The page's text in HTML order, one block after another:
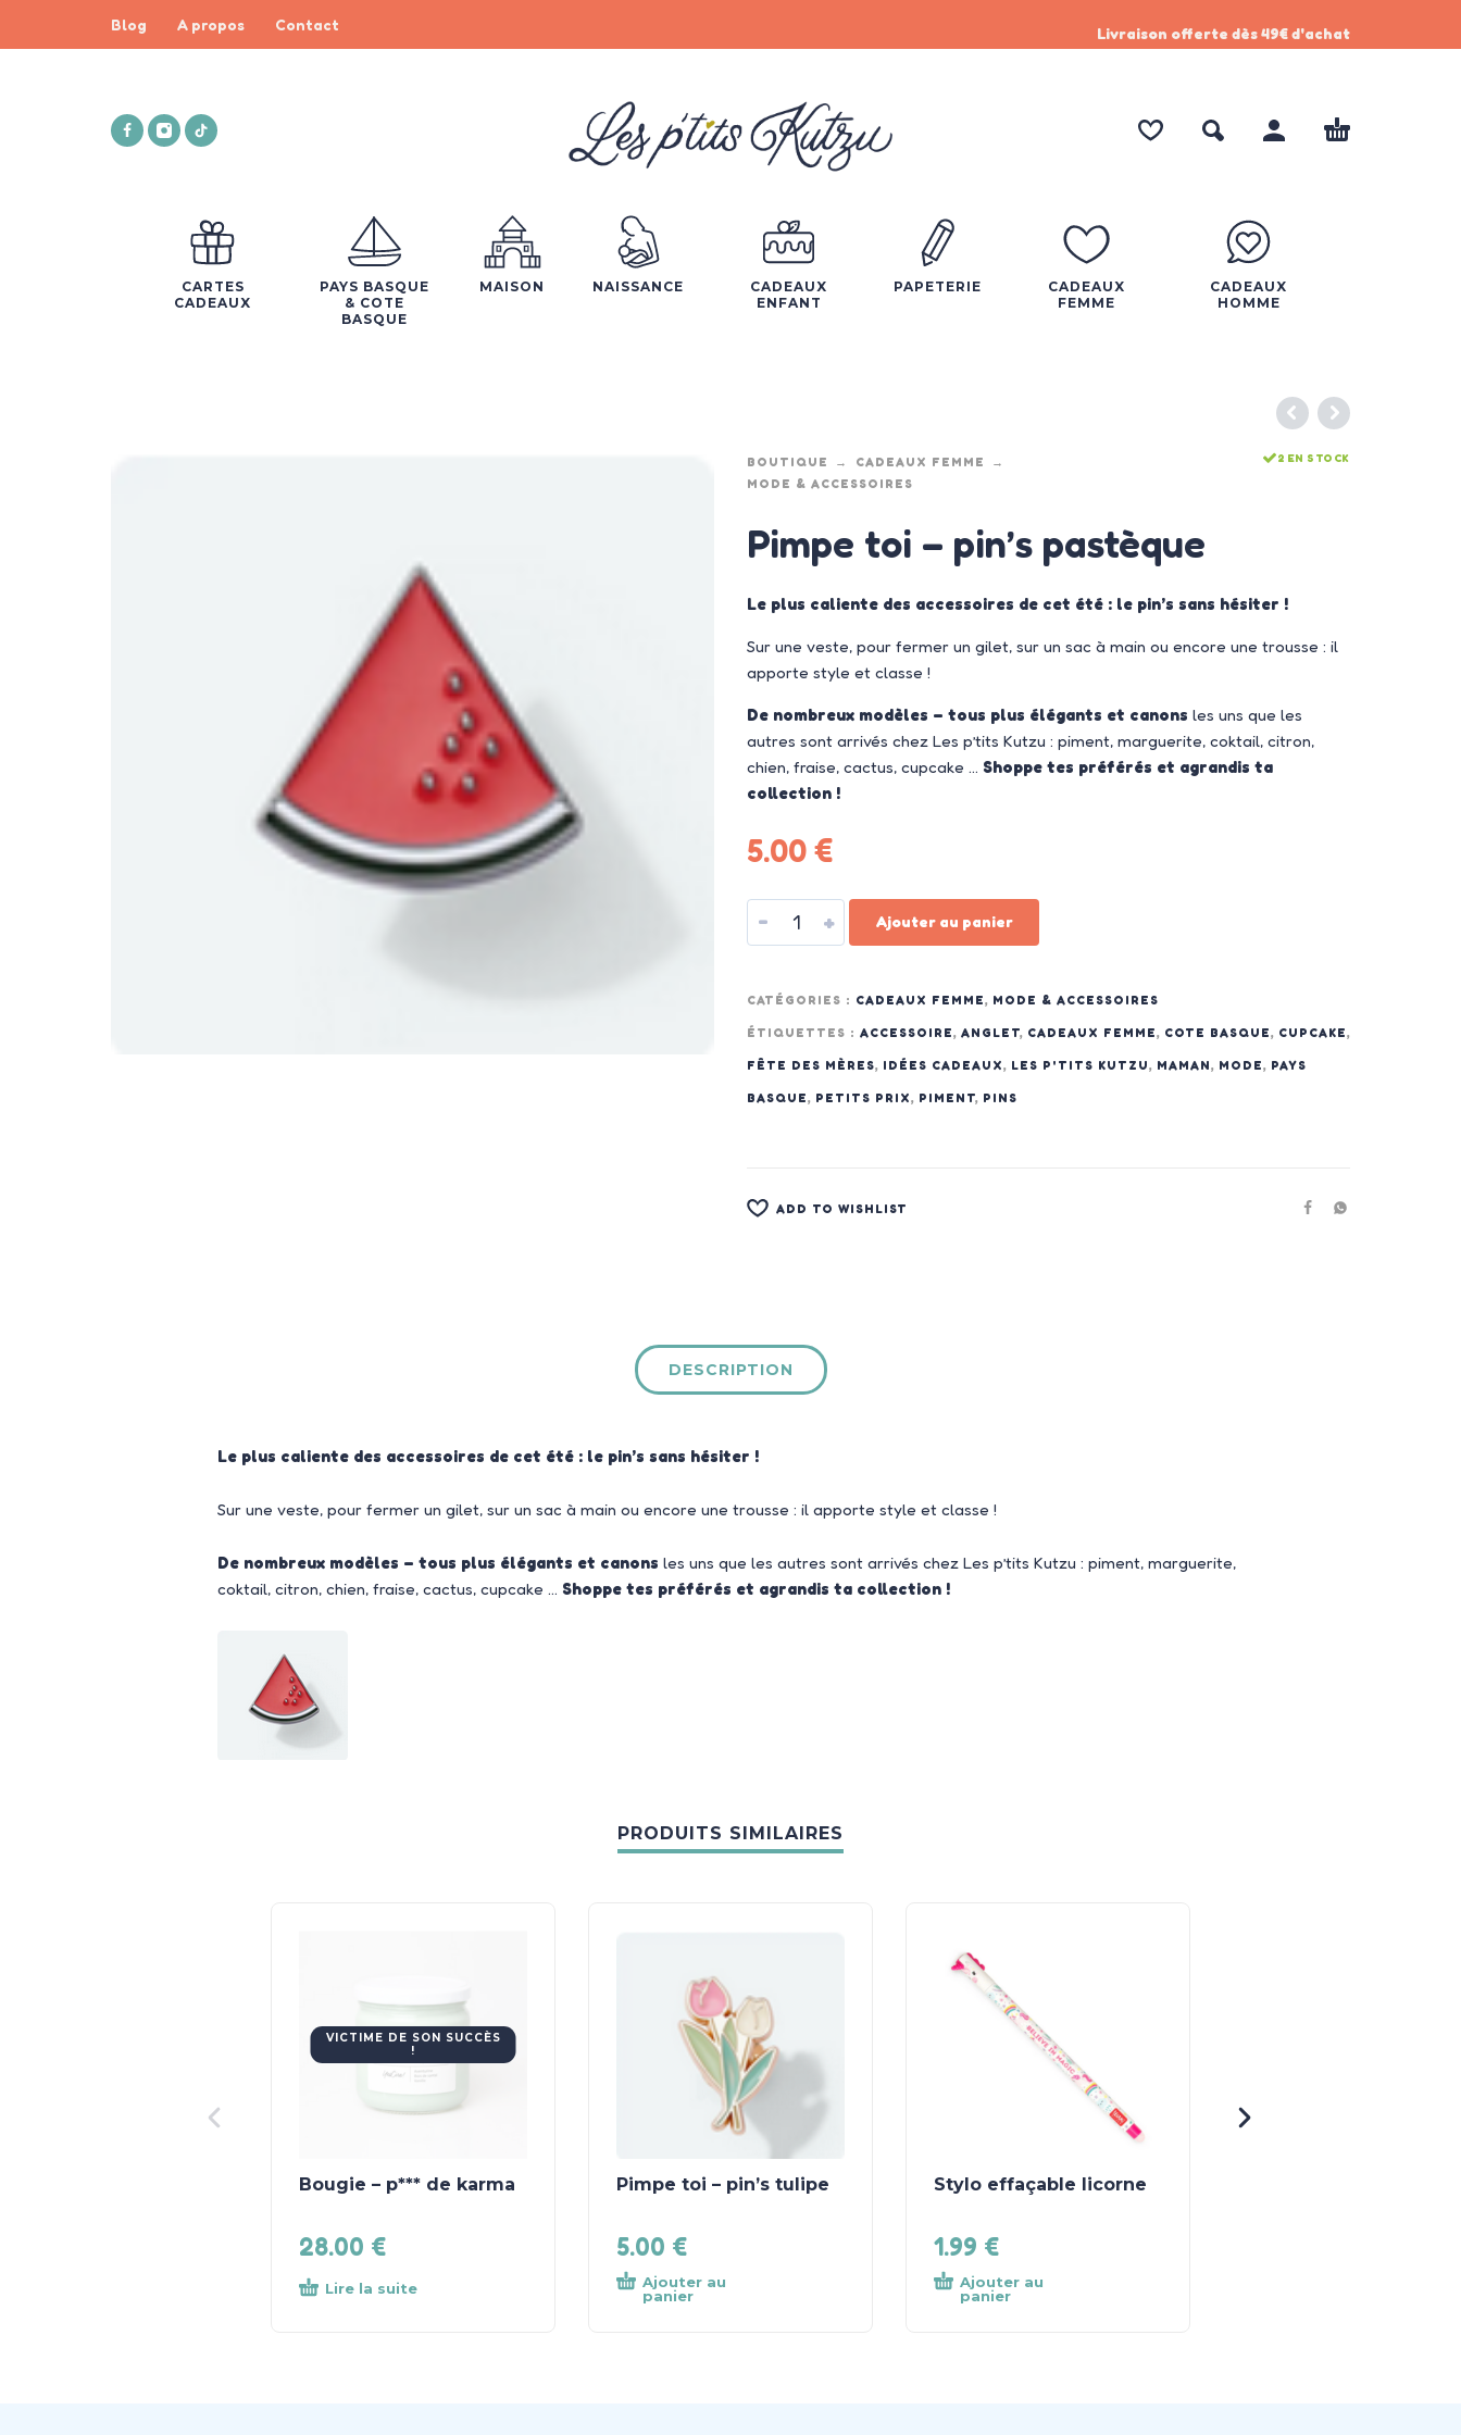
Blog A propos Contact Livraison offerte dès 49€ d'achat
CARTES
CADEAUX
PAYS BASQUE
& COTE
BASQUE
MAISON NAISSANCE
CADEAUX
ENFANT
PAPETERIE
CADEAUX
FEMME
CADEAUX
HOMME
BOUTIQUE
CADEAUX FEMME
MODE & ACCESSOIRES
2 EN STOCK
Pimpe toi – pin’s pastèque
Le plus caliente des accessoires de cet été : le pin’s sans hésiter !
Sur une veste, pour fermer un gilet, sur un sac à main ou encore une trousse : il
apporte style et classe !
De nombreux modèles – tous plus élégants et canons les uns que les
autres sont arrivés chez Les p’tits Kutzu : piment, marguerite, coktail, citron,
chien, fraise, cactus, cupcake … Shoppe tes préférés et agrandis ta
collection !
5.00€
- + Ajouter au panier
CATÉGORIES : CADEAUX FEMME, MODE & ACCESSOIRES
ÉTIQUETTES : ACCESSOIRE, ANGLET, CADEAUX FEMME, COTE BASQUE, CUPCAKE,
FÊTE DES MÈRES, IDÉES CADEAUX, LES P'TITS KUTZU, MAMAN, MODE, PAYS
BASQUE, PETITS PRIX, PIMENT, PINS
ADD TO WISHLIST
DESCRIPTION
Le plus caliente des accessoires de cet été : le pin’s sans hésiter !
Sur une veste, pour fermer un gilet, sur un sac à main ou encore une trousse : il apporte style et classe !
De nombreux modèles – tous plus élégants et canons les uns que les autres sont arrivés chez Les p’tits Kutzu : piment, marguerite,
coktail, citron, chien, fraise, cactus, cupcake … Shoppe tes préférés et agrandis ta collection !
PRODUITS SIMILAIRES
VICTIME DE SON SUCCÈS
!
Bougie – p*** de karma
28.00 €
Lire la suite
Pimpe toi – pin’s tulipe
5.00 €
Ajouter au
panier
Stylo effaçable licorne
1.99 €
Ajouter au
panier